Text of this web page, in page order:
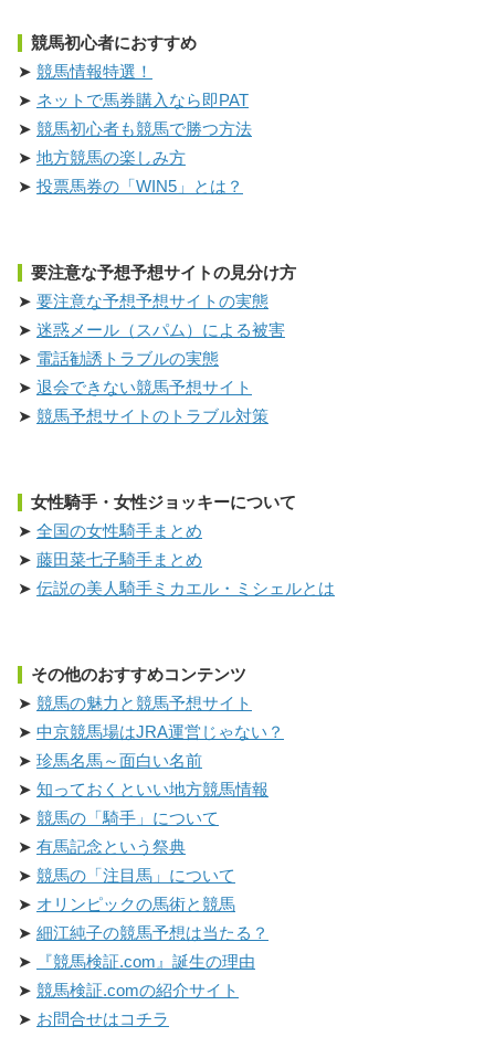
競馬初心者におすすめ
競馬情報特選！
ネットで馬券購入なら即PAT
競馬初心者も競馬で勝つ方法
地方競馬の楽しみ方
投票馬券の「WIN5」とは？
要注意な予想予想サイトの見分け方
要注意な予想予想サイトの実態
迷惑メール（スパム）による被害
電話勧誘トラブルの実態
退会できない競馬予想サイト
競馬予想サイトのトラブル対策
女性騎手・女性ジョッキーについて
全国の女性騎手まとめ
藤田菜七子騎手まとめ
伝説の美人騎手ミカエル・ミシェルとは
その他のおすすめコンテンツ
競馬の魅力と競馬予想サイト
中京競馬場はJRA運営じゃない？
珍馬名馬～面白い名前
知っておくといい地方競馬情報
競馬の「騎手」について
有馬記念という祭典
競馬の「注目馬」について
オリンピックの馬術と競馬
細江純子の競馬予想は当たる？
『競馬検証.com』誕生の理由
競馬検証.comの紹介サイト
お問合せはコチラ